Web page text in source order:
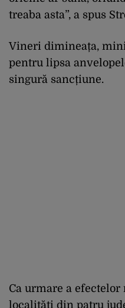
treaba asta”, a spus
Vineri dimineața,
pentru lipsa
singură sancțiune.
Ca urmare a
localități din patru